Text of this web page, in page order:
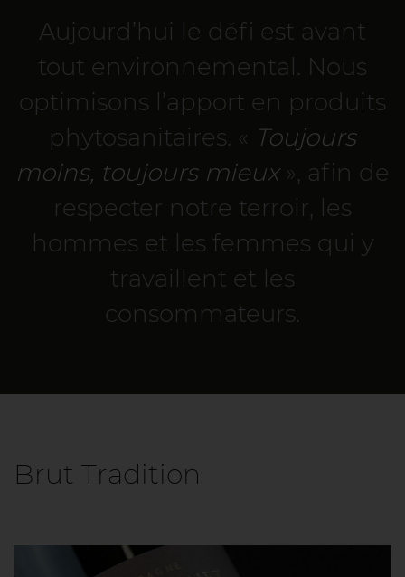
Aujourd’hui le défi est avant
tout environnemental. Nous
optimisons l’apport en produits
phytosanitaires. « Toujours
moins, toujours mieux», afin de
respecter notre terroir, les
hommes et les femmes qui y
travaillent et les
consommateurs.
Brut Tradition